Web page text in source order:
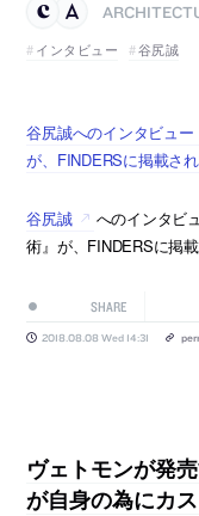
インタビュー
谷尻誠
谷尻誠へのインタビュー
が、FINDERSに掲載さ
谷尻誠
へのインタビ
術』が、FINDERSに掲載
SHARE
2018.08.08 Wed 14:31
ヴェトモンが発
が自身の為にカ